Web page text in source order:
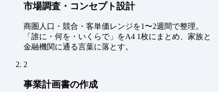
市場調査・コンセプト設計
商圏人口・競合・客単価レンジを1〜2週間で整理。
「誰に・何を・いくらで」をA4 1枚にまとめ、家族と
金融機関に通る言葉に落とす。
2
事業計画書の作成